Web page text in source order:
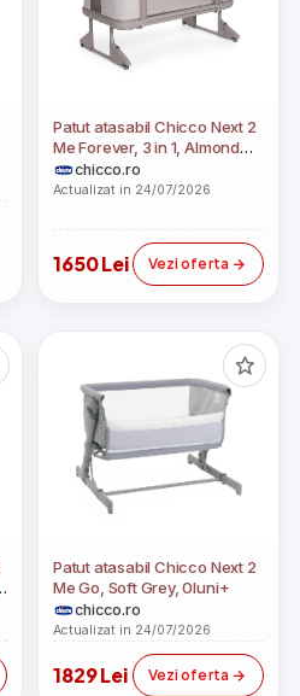
Patut atasabil Chicco Next 2
Me Forever, 3 in 1, Almond
(Bej), 0luni+
chicco.ro
Actualizat in 24/07/2026
1650 Lei Vezi oferta
Patut atasabil Chicco Next 2
Me Go, Soft Grey, 0luni+
chicco.ro
Actualizat in 24/07/2026
1829 Lei Vezi oferta